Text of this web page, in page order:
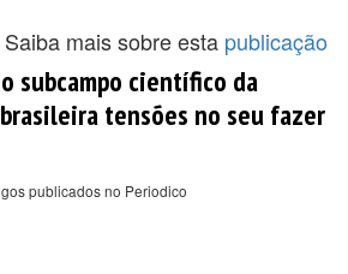
Saiba mais sobre esta publicação
subcampo científico da
tensões no seu fazer
publicados no Periodico